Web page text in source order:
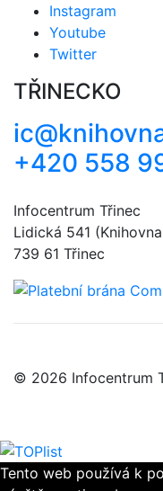
Instagram
Youtube
Twitter
TŘINECKO
+420 558
Infocentrum Třinec
Lidická 541
739 61 Třinec
© 2026 Infocentrum
Tento web používá k